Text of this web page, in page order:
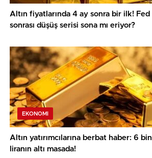
Altın fiyatlarında 4 ay sonra bir ilk! Fed
sonrası düşüş serisi sona mı eriyor?
EKONOMI
Altın yatırımcılarına berbat haber: 6 bin
liranın altı masada!